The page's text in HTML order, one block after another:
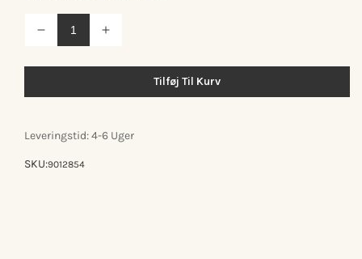
Reducer
antallet
stand
Øg
stand
Tilføj Til Kurv
Leveringstid: 4-6 Uger
SKU:9012854